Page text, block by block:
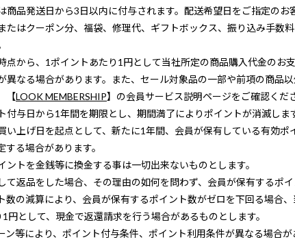
商品発送日から3日以内に付与されます。配送希望日をご指定のお
たはクーポン分、福袋、修理代、ギフトボックス、振り込み手数
点から、1ポイントあたり1円として当社所定の商品購入代金のお
異なる場合があります。また、セール対象品の一部や前項の商品
【LOOK MEMBERSHIP】の会員サービス説明ページをご確認くだ
付与日から1年間を期限とし、期間満了によりポイントが消滅し
い上げ日を起点として、新たに1年間、会員が保有している有効
る場合があります。
トを金銭等に換金する事は一切出来ないものとします。
て返品をした場合、その理由の如何を問わず、会員が保有するポ
数の減算により、会員が保有するポイント数がゼロを下回る場合
円として、現金で返還請求を行う場合があるものとします。
等により、ポイント付与条件、ポイント利用条件が異なる場合が